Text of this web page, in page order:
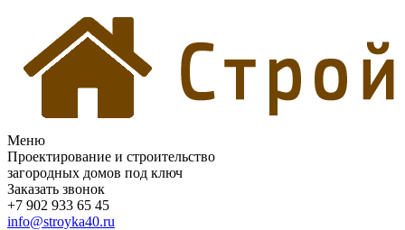
Меню
Проектирование и строительство
загородных домов под ключ
Заказать звонок
+7 902 933 65 45
info@stroyka40.ru